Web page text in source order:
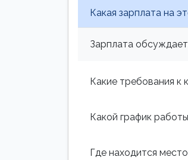
Какая зарплата на
Зарплата
Какие требования к
Какой график
Где находится